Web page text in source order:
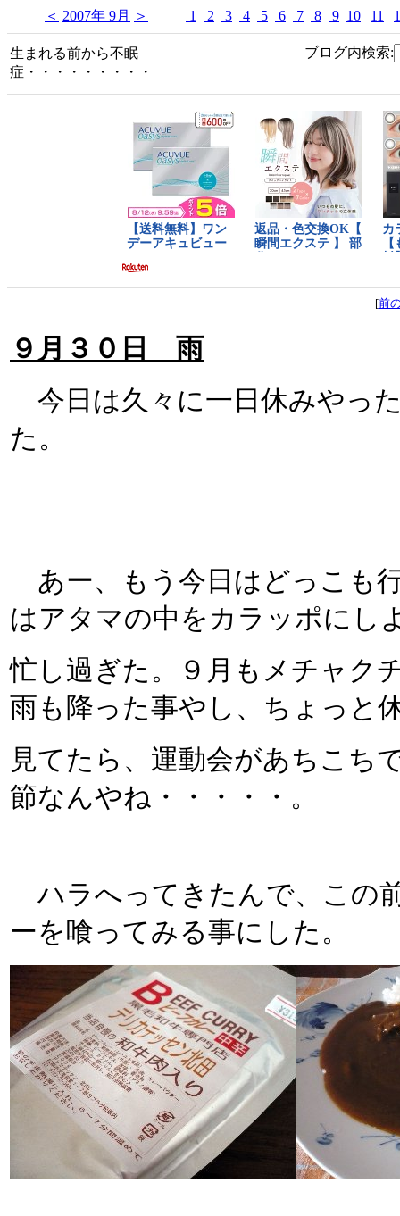
＜ 2007年 9月 ＞ 1 2 3 4 5 6 7 8 9 10 11
生まれる前から不眠
症・・・・・・・・・
ブログ内検索:
[前
９月３０日 雨
今日は久々に一日休みやっ
た。
あー、もう今日はどっこも
はアタマの中をカラッポにし
忙し過ぎた。９月もメチャク
雨も降った事やし、ちょっと
見てたら、運動会があちこち
節なんやね・・・・・。
ハラへってきたんで、この
ーを喰ってみる事にした。